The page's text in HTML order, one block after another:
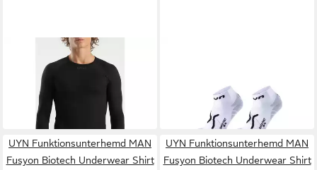
Funktionsunterhemd MAN
Energyon Biotech Underwear
Shirt Long_sl Herren-
Unterwäsche mit innovativer
Kühltechnologie und
72,15 €
Atmungsaktive,
reibungsarme Laufsocken
mit pflanzlicher Faser für
UYN Funktionsunterhemd MAN
Fusyon Biotech Underwear Shirt
UYN Funktionsunterhemd MAN
Fusyon Biotech Underwear Shirt